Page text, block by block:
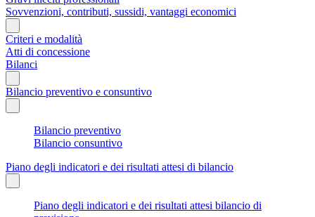
Sovvenzioni, contributi, sussidi, vantaggi economici
Criteri e modalità
Atti di concessione
Bilanci
Bilancio preventivo e consuntivo
Bilancio preventivo
Bilancio consuntivo
Piano degli indicatori e dei risultati attesi di bilancio
Piano degli indicatori e dei risultati attesi bilancio di